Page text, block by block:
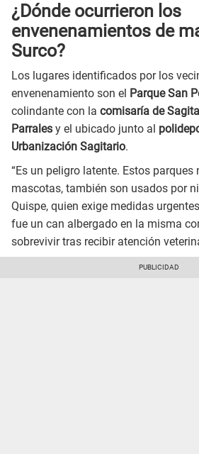
¿Dónde ocurrieron los
envenenamientos de
Surco?
Los lugares identificados por los
envenenamiento son el Parque San
colindante con la comisaría de
Parrales y el ubicado junto al
Urbanización Sagitario.
“Es un peligro latente. Estos parques
mascotas, también son usados por
Quispe, quien exige medidas
fue un can albergado en la misma
sobrevivir tras recibir atención